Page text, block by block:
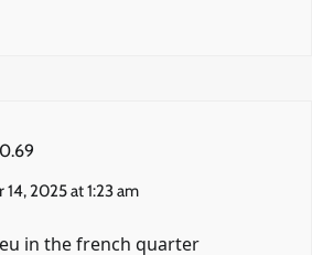
2025 at 1:23 am
in the french quarter